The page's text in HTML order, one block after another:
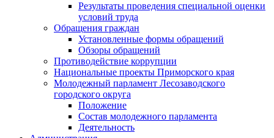
Результаты проведения специальной оценки
условий труда
Обращения граждан
Установленные формы обращений
Обзоры обращений
Противодействие коррупции
Национальные проекты Приморского края
Молодежный парламент Лесозаводского
городского округа
Положение
Состав молодежного парламента
Деятельность